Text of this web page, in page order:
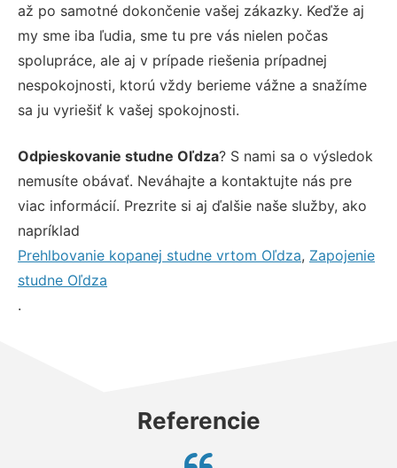
až po samotné dokončenie vašej zákazky. Keďže aj
my sme iba ľudia, sme tu pre vás nielen počas
spolupráce, ale aj v prípade riešenia prípadnej
nespokojnosti, ktorú vždy berieme vážne a snažíme
sa ju vyriešiť k vašej spokojnosti.
Odpieskovanie studne Oľdza? S nami sa o výsledok
nemusíte obávať. Neváhajte a kontaktujte nás pre
viac informácií. Prezrite si aj ďalšie naše služby, ako
napríklad
Prehlbovanie kopanej studne vrtom Oľdza, Zapojenie
studne Oľdza
.
Referencie